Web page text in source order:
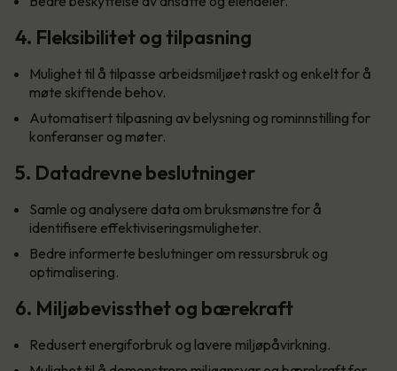
4. Fleksibilitet og tilpasning
Mulighet til å tilpasse arbeidsmiljøet raskt og enkelt for å
møte skiftende behov.
Automatisert tilpasning av belysning og rominnstilling for
konferanser og møter.
5. Datadrevne beslutninger
Samle og analysere data om bruksmønstre for å
identifisere effektiviseringsmuligheter.
Bedre informerte beslutninger om ressursbruk og
optimalisering.
6. Miljøbevissthet og bærekraft
Redusert energiforbruk og lavere miljøpåvirkning.